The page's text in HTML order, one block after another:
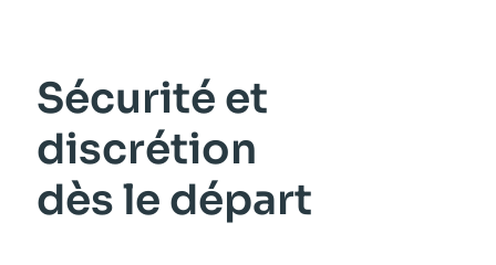
Sécurité et
discrétion
dès le départ